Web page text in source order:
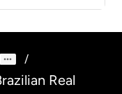
/
Real